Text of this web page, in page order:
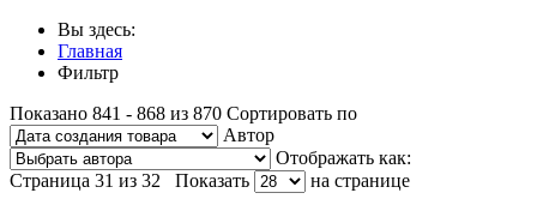
Вы здесь:
Главная
Фильтр
Показано 841 - 868 из 870 Сортировать по
Автор
Отображать как:
Страница 31 из 32
Показать на странице